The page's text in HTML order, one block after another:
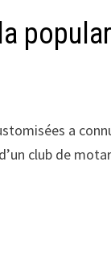
a
club de